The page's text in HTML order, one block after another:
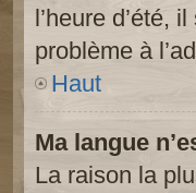
l’heure d’été,
problème à
Haut
Ma langue
La raison la